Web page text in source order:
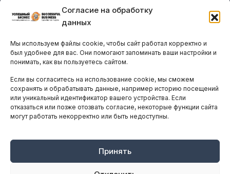
Согласие на обработку
данных
Мы используем файлы cookie, чтобы сайт работал корректно и
был удобнее для вас. Они помогают запоминать ваши настройки и
понимать, как вы пользуетесь сайтом.
Если вы согласитесь на использование cookie, мы сможем
сохранять и обрабатывать данные, например историю посещений
или уникальный идентификатор вашего устройства. Если
отказаться или позже отозвать согласие, некоторые функции сайта
могут работать некорректно или быть недоступны.
Принять
Бизнес-клубы и ассоциации
Остальные новости
АНАЛИТИКА И СТАТИСТИКА
ARTICLES IN ENGLISH
НАВИГАЦИЯ
Оплата онлайн